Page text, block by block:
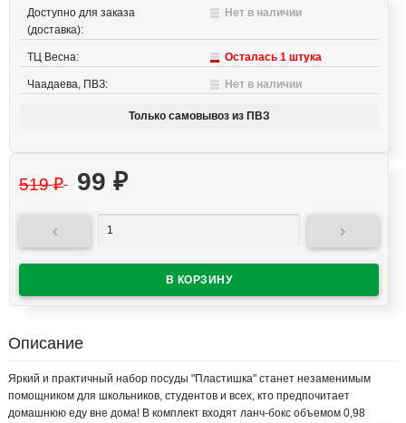
Доступно для заказа
(доставка):
Нет в наличии
ТЦ Весна: Осталась 1 штука
Чаадаева, ПВЗ: Нет в наличии
Только самовывоз из ПВЗ
519₽ 99 ₽
 
Описание
Яркий и практичный набор посуды "Пластишка" станет незаменимым
помощником для школьников, студентов и всех, кто предпочитает
домашнюю еду вне дома! В комплект входят ланч-бокс объемом 0,98